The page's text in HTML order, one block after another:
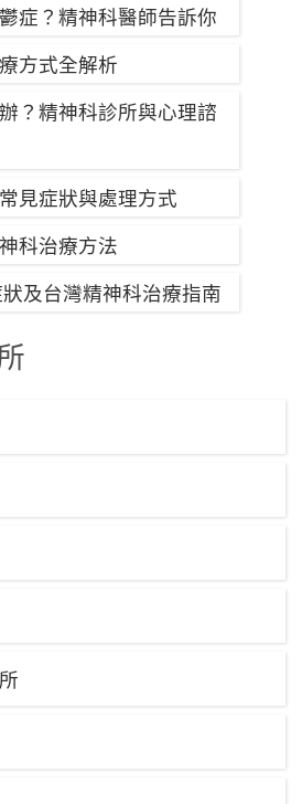
症？精神科醫師告訴你
方式全解析
？精神科診所與心理諮
見症狀與處理方式
科治療方法
及台灣精神科治療指南